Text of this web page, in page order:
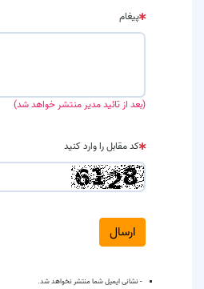
پیغام
(بعد از تائید مدیر منتشر خواهد شد)
کد مقابل را وارد کنید
ارسال
- نشانی ایمیل شما منتشر نخواهد شد.